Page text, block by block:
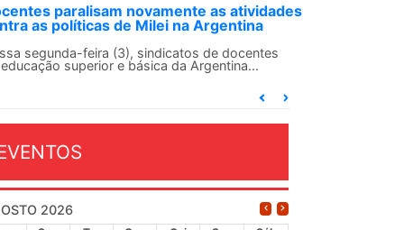
SN convoca docentes para Dia de
Internacionalista com Cuba em
de agosto
SN conclama suas seções sindicais e o